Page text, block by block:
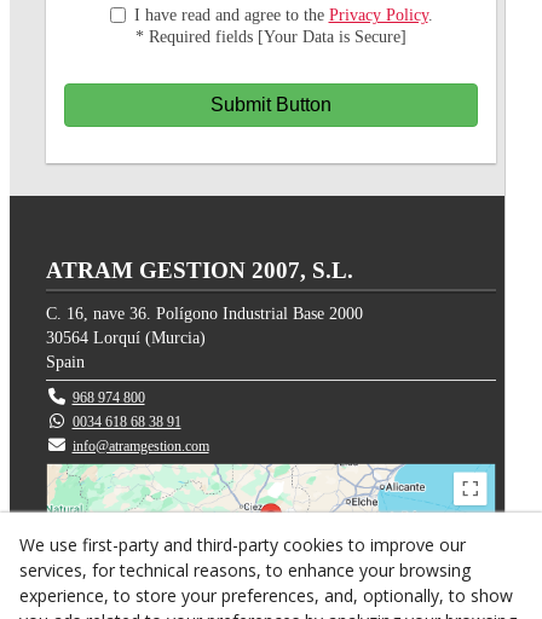
I have read and agree to the Privacy Policy.
* Required fields [Your Data is Secure]
Submit Button
ATRAM GESTION 2007, S.L.
C. 16, nave 36. Polígono Industrial Base 2000
30564 Lorquí (Murcia)
Spain
968 974 800
0034 618 68 38 91
info@atramgestion.com
We use first-party and third-party cookies to improve our
services, for technical reasons, to enhance your browsing
experience, to store your preferences, and, optionally, to show